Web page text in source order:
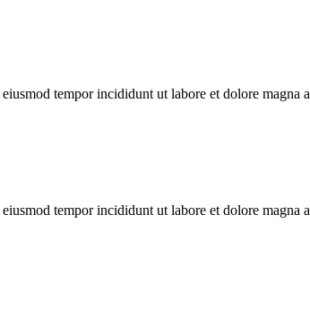
tempor incididunt ut labore et dolore
tempor incididunt ut labore et dolore